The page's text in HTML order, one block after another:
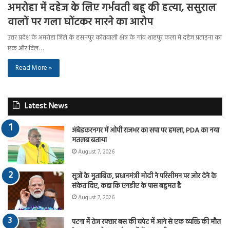
अमरोहा में दहेज के लिए गर्भवती बहू की हत्या, ससुराल
वालों पर गला घोंटकर मारने का आरोप
उत्तर प्रदेश के अमरोहा जिले के हसनपुर कोतवाली क्षेत्र के गांव शाहपुर कला में दहेज प्रताड़ना का
एक और दिल…
Read More »
Latest News
अंबेडकरनगर में ओपी राजभर का सपा पर हमला, PDA का नया
मतलब बताया
August 7, 2026
सूत्रों के मुताबिक, प्रधानमंत्री मोदी ने परिसीमन पर जोर देने के
संकेत दिए, कहा कि एनडीए के पास बहुमत है
August 7, 2026
पटना में तेज रफ्तार बस की चपेट में आने से एक व्यक्ति की मौत